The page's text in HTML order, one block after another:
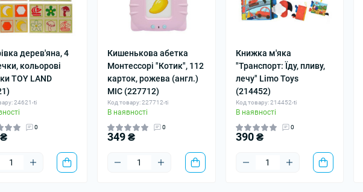
дерев'яна, 4
кольорові
TOY LAND
24621-ti
0
Кишенькова абетка
Монтессорі "Котик", 112
карток, рожева (англ.)
MIC (227712)
Код товару: 227712-ti
В наявності
0
349 ₴
Книжка м'яка
"Транспорт: Їду, пливу,
лечу" Limo Toys
(214452)
Код товару: 214452-ti
В наявності
0
390 ₴